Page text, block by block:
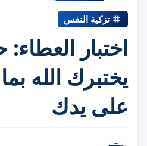
تزكية النفس
اختبار العطاء:
يختبرك الله
على يدك